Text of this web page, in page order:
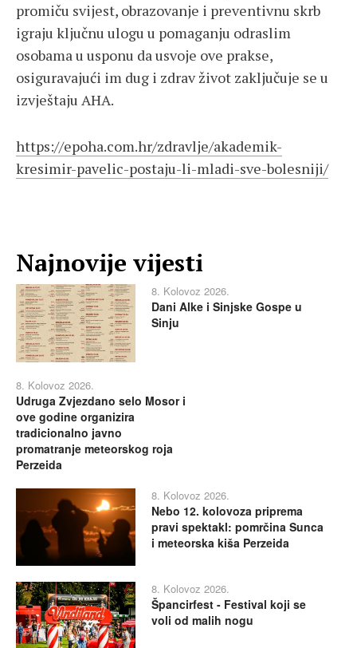
promiču svijest, obrazovanje i preventivnu skrb
igraju ključnu ulogu u pomaganju odraslim
osobama u usponu da usvoje ove prakse,
osiguravajući im dug i zdrav život zaključuje se u
izvještaju AHA.
https://epoha.com.hr/zdravlje/akademik-
kresimir-pavelic-postaju-li-mladi-sve-bolesniji/
Najnovije vijesti
8. Kolovoz 2026.
Dani Alke i Sinjske Gospe u
Sinju
8. Kolovoz 2026.
Udruga Zvjezdano selo Mosor i
ove godine organizira
tradicionalno javno
promatranje meteorskog roja
Perzeida
8. Kolovoz 2026.
Nebo 12. kolovoza priprema
pravi spektakl: pomrčina Sunca
i meteorska kiša Perzeida
8. Kolovoz 2026.
Špancirfest - Festival koji se
voli od malih nogu